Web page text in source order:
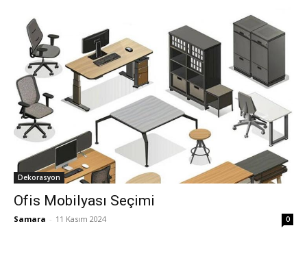
Dekorasyon
Ofis Mobilyası Seçimi
Samara - 11 Kasım 2024 0